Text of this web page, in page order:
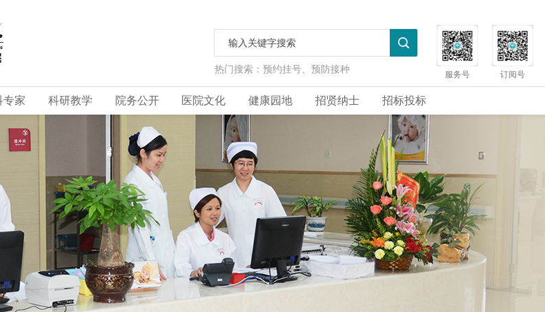
热门搜索：预约挂号、预防接种 服务号 订阅号
专家 科研教学 院务公开 医院文化 健康园地 招贤纳士 招标投标